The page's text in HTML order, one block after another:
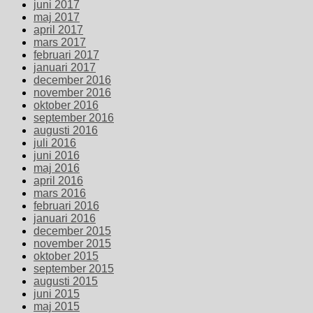
juni 2017
maj 2017
april 2017
mars 2017
februari 2017
januari 2017
december 2016
november 2016
oktober 2016
september 2016
augusti 2016
juli 2016
juni 2016
maj 2016
april 2016
mars 2016
februari 2016
januari 2016
december 2015
november 2015
oktober 2015
september 2015
augusti 2015
juni 2015
maj 2015